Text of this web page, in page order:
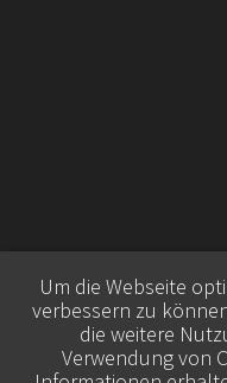
Um die Webseite
verbessern zu
die weitere
Verwendung von